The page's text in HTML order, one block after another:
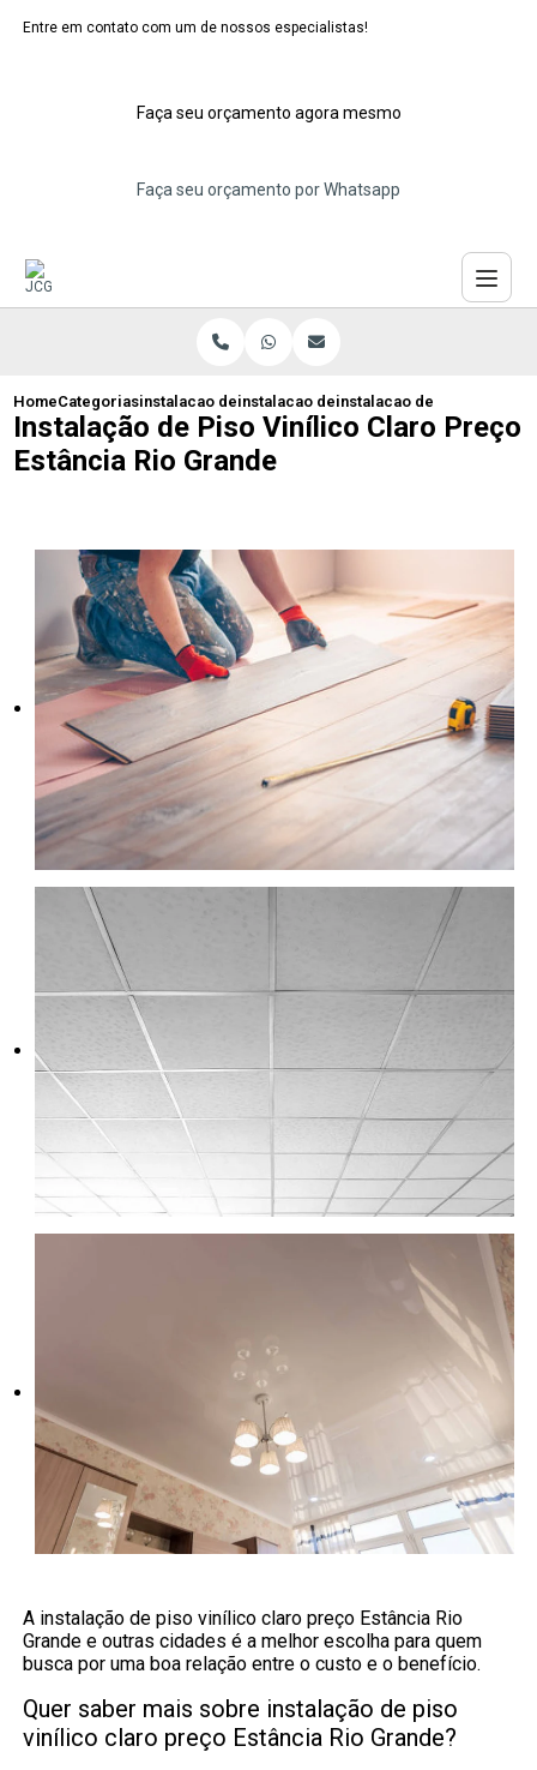
Entre em contato com um de nossos especialistas!
Faça seu orçamento agora mesmo
Faça seu orçamento por Whatsapp
HomeCategoriasinstalacao de pisos vinilicos
instalacao de piso vinilico maua
instalacao de piso vinilico
Instalação de Piso Vinílico Claro Preço
Estância Rio Grande
A instalação de piso vinílico claro preço Estância Rio
Grande e outras cidades é a melhor escolha para quem
busca por uma boa relação entre o custo e o benefício.
Quer saber mais sobre instalação de piso
vinílico claro preço Estância Rio Grande?